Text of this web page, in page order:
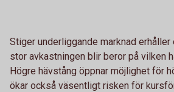
Stiger underliggande marknad erhåller
stor avkastningen blir beror på vilken
Högre hävstång öppnar möjlighet för
ökar också väsentligt risken för